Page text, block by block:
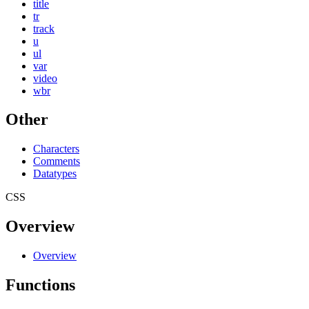
title
tr
track
u
ul
var
video
wbr
Other
Characters
Comments
Datatypes
CSS
Overview
Overview
Functions